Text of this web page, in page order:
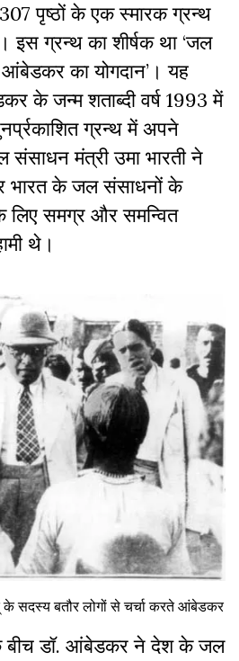
पृष्ठों के एक स्मारक ग्रन्थ
इस ग्रन्थ का शीर्षक था ‘जल
का योगदान’। यह
के जन्म शताब्दी वर्ष 1993 में
ग्रन्थ में अपने
मंत्री उमा भारती ने
भारत के जल संसाधनों के
समग्र और समन्वित
थे।
के सदस्य बतौर लोगों से चर्चा करते आंबेडकर
बीच डॉ. आंबेडकर ने देश के जल